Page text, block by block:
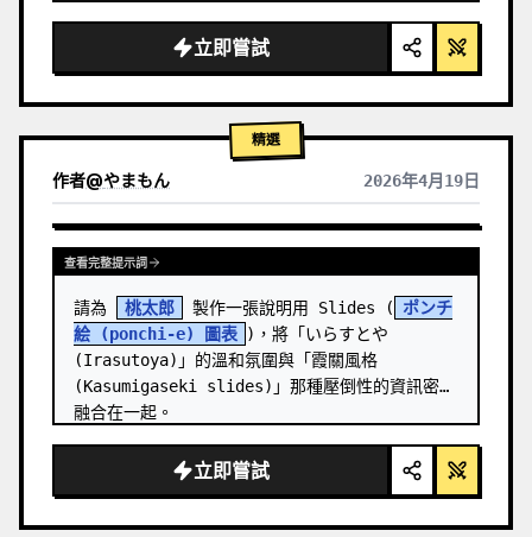
  "header": {
    "logo": "∞
Meta Quest 3 ",
立即嘗試
精選
作者@やまもん 2026年4月19日
查看其他模型的結果
查看完整提示詞
請為 桃太郎 製作一張說明用 Slides (
ポンチ
絵 (ponchi-e) 圖表 )，將「いらすとや
(Irasutoya)」的溫和氛圍與「霞關風格
(Kasumigaseki slides)」那種壓倒性的資訊密度
融合在一起。
立即嘗試